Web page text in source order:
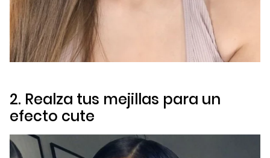
2. Realza tus mejillas para un
efecto cute